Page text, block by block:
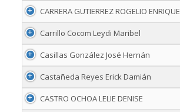
CARRERA GUTIERREZ ROGELIO ENRIQUE
Carrillo Cocom Leydi Maribel
Casillas González José Hernán
Castañeda Reyes Erick Damián
CASTRO OCHOA LELIE DENISE